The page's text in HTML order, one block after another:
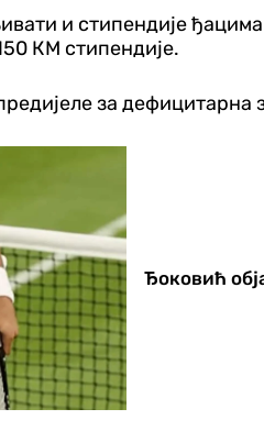
и стипендије
КМ стипендије.
за
Ђоковић